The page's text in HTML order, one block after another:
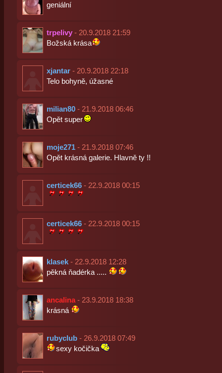
geniální
trpelivy- 20.9.2018 21:59
Božská krása
xjantar- 20.9.2018 22:18
Telo bohyně, úžasné
milian80- 21.9.2018 06:46
Opět super
moje271- 21.9.2018 07:46
Opět krásná galerie. Hlavně ty !!
certicek66- 22.9.2018 00:15
certicek66- 22.9.2018 00:15
klasek- 22.9.2018 12:28
pěkná ňadérka .....
ancalina- 23.9.2018 18:38
krásná
rubyclub- 26.9.2018 07:49
sexy kočička